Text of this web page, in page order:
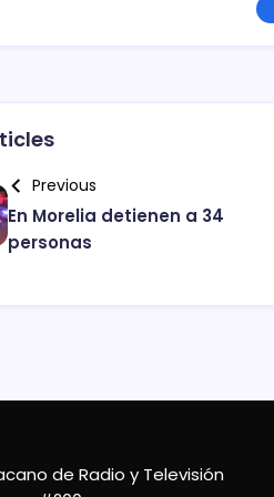
Previous
En Morelia detienen a 34
personas
de Radio y Televisión